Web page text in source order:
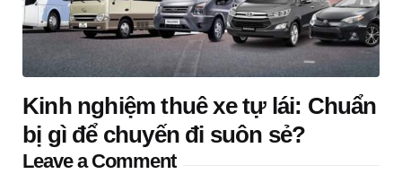
Kinh nghiệm thuê xe tự lái: Chuẩn
bị gì để chuyến đi suôn sẻ?
Leave a Comment